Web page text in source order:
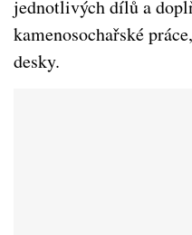
ČIŠTĚNÍ, BROUŠENÍ A
PÍSMO, PÍSKOVÁNÍ,
jednotlivých dílů a
kamenosochařské
desky.